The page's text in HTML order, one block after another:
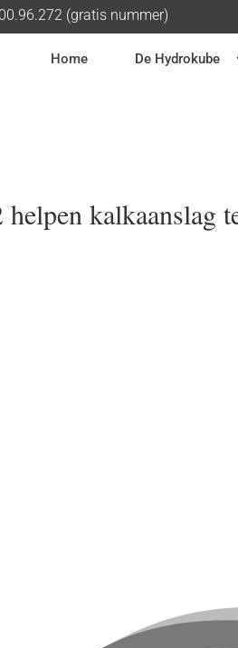
(gratis nummer)
Home De Hydrokube
kalkaanslag